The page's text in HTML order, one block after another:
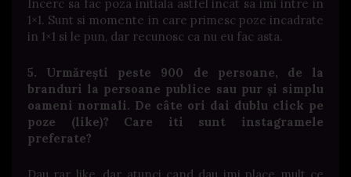
Incerc sa fac poza initiala astfel incat sa imi intre in
1×1. Sunt si momente in care primesc poze incadrate
in 1×1 si le pun, dar recunosc ca nu eu fac asta.
5. Urmărești peste 900 de persoane, de la
branduri la persoane publice sau pur și simplu
oameni normali. De câte ori dai dublu click pe
poze (like)? Care iti sunt instagramele
preferate?
Dau rar like, dar atunci cand dau imi place mult ce